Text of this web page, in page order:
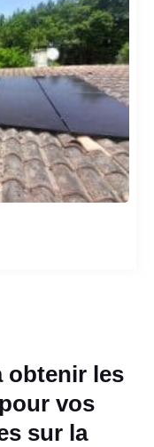
obtenir les
vos
sur la